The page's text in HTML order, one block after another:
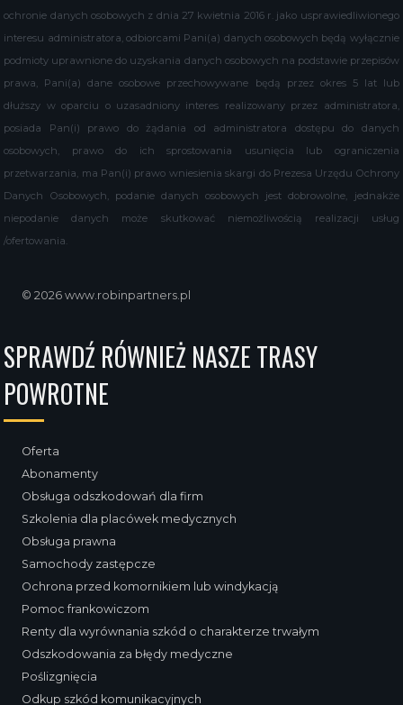
ochronie danych osobowych z dnia 27 kwietnia 2016 r. jako usprawiedliwionego
interesu administratora, odbiorcami Pani(a) danych osobowych będą wyłącznie
podmioty uprawnione do uzyskania danych osobowych na podstawie przepisów
prawa, Pani(a) dane osobowe przechowywane będą przez okres 5 lat lub
dłuższy w oparciu o uzasadniony interes realizowany przez administratora,
posiada Pan(i) prawo do żądania od administratora dostępu do danych
osobowych, prawo do ich sprostowania usunięcia lub ograniczenia
przetwarzania, ma Pan(i) prawo wniesienia skargi do Prezesa Urzędu Ochrony
Danych Osobowych, podanie danych osobowych jest dobrowolne, jednakże
niepodanie danych może skutkować niemożliwością realizacji usług
/ofertowania.
© 2026 www.robinpartners.pl
SPRAWDŹ RÓWNIEŻ NASZE TRASY
POWROTNE
Oferta
Abonamenty
Obsługa odszkodowań dla firm
Szkolenia dla placówek medycznych
Obsługa prawna
Samochody zastępcze
Ochrona przed komornikiem lub windykacją
Pomoc frankowiczom
Renty dla wyrównania szkód o charakterze trwałym
Odszkodowania za błędy medyczne
Poślizgnięcia
Odkup szkód komunikacyjnych